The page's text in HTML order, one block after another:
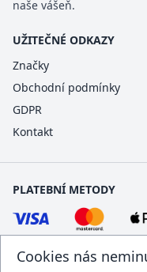
Cookies nás
naše vášeň.
UŽITEČNÉ ODKAZY
Značky
Obchodní podmínky
GDPR
Kontakt
PLATEBNÍ METODY